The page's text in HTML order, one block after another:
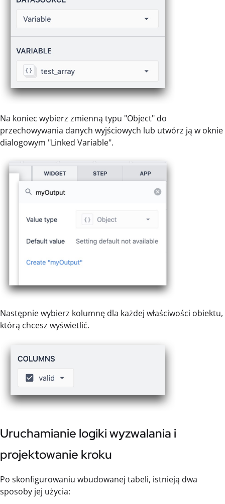
Na koniec wybierz zmienną typu "Object" do
przechowywania danych wyjściowych lub utwórz ją w oknie
dialogowym "Linked Variable".
Następnie wybierz kolumnę dla każdej właściwości obiektu,
którą chcesz wyświetlić.
Uruchamianie logiki wyzwalania i
projektowanie kroku
Po skonfigurowaniu wbudowanej tabeli, istnieją dwa
sposoby jej użycia: